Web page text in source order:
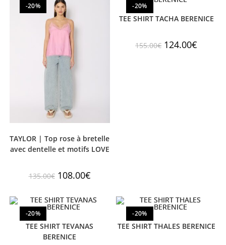
-20%
TAYLOR | Top rose à bretelle
avec dentelle et motifs LOVE
135.00€ 108.00€
-20%
TEE SHIRT TACHA BERENICE
155.00€ 124.00€
-20%
TEE SHIRT TEVANAS
BERENICE
-20%
TEE SHIRT THALES BERENICE